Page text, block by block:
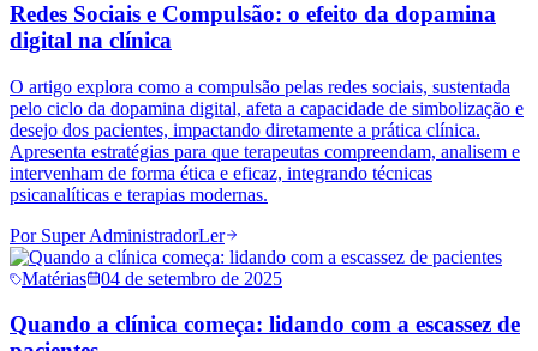
Redes Sociais e Compulsão: o efeito da dopamina
digital na clínica
O artigo explora como a compulsão pelas redes sociais, sustentada
pelo ciclo da dopamina digital, afeta a capacidade de simbolização e
desejo dos pacientes, impactando diretamente a prática clínica.
Apresenta estratégias para que terapeutas compreendam, analisem e
intervenham de forma ética e eficaz, integrando técnicas
psicanalíticas e terapias modernas.
Por Super AdministradorLer
Matérias 04 de setembro de 2025
Quando a clínica começa: lidando com a escassez de